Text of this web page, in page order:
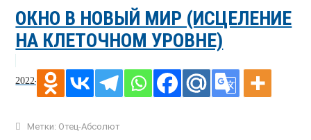
ОКНО В НОВЫЙ МИР (ИСЦЕЛЕНИЕ
НА КЛЕТОЧНОМ УРОВНЕ)
2022-08-08
Метки: Отец-Абсолют